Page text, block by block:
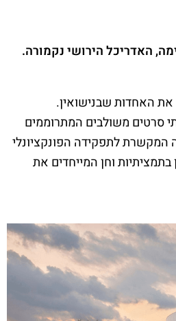
האחדות שבנישואין.
סרטים משולבים המתרוממים
המקשרת לתפקידה הפונקציונלי
בתמציתיות וחן המייחדים את